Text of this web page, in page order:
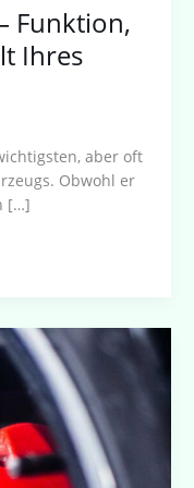
Funktion,
Ihres
aber oft
Obwohl er
[…]